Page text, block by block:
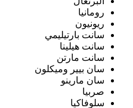
رومانيا
ريونيون
سانت بارتيليمي
سانت هيلينا
سانت مارتن
سان بيير وميكلون
سان مارينو
صربيا
سلوفاكيا